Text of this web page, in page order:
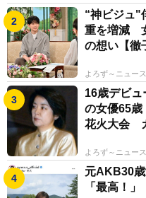
“神ビジュ
重を増減
の想い【徹
よろず～ニュー
16歳デビ
の女優65
花火大会
よろず～ニュー
元AKB30
「最高！